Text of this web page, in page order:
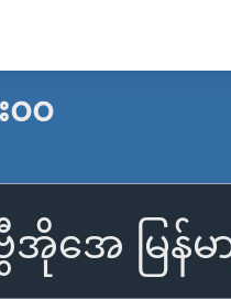
၀၀
အိုအေ မြန်မ